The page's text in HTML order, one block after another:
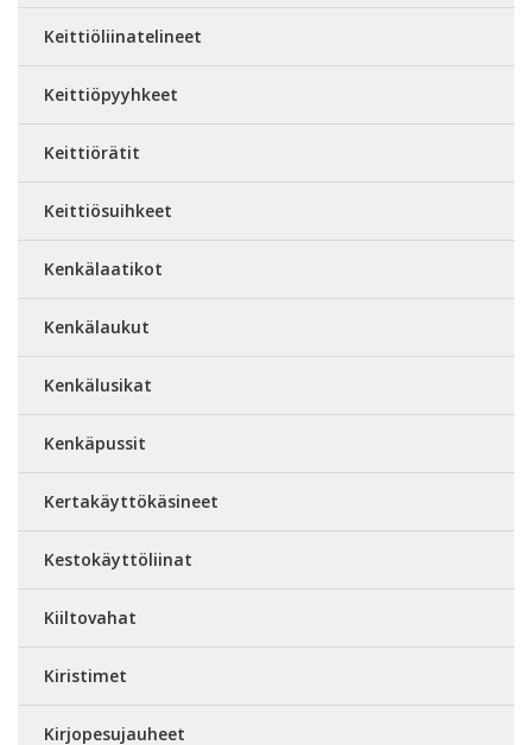
Keittiöliinatelineet
Keittiöpyyhkeet
Keittiörätit
Keittiösuihkeet
Kenkälaatikot
Kenkälaukut
Kenkälusikat
Kenkäpussit
Kertakäyttökäsineet
Kestokäyttöliinat
Kiiltovahat
Kiristimet
Kirjopesujauheet